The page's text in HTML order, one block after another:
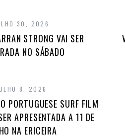
30, 2026
STRONG VAI SER
NO SÁBADO
8, 2026
PORTUGUESE SURF FILM
APRESENTADA A 11 DE
NA ERICEIRA